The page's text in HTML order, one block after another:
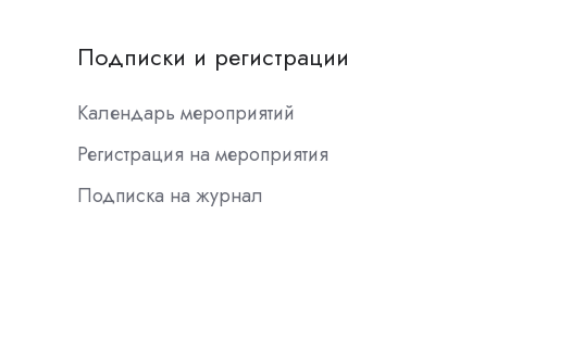
Подписки и регистрации
Календарь мероприятий
Регистрация на мероприятия
Подписка на журнал